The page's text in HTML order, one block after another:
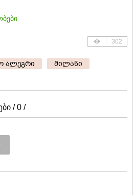
302
ალეგრი
მილანი
/ 0 /